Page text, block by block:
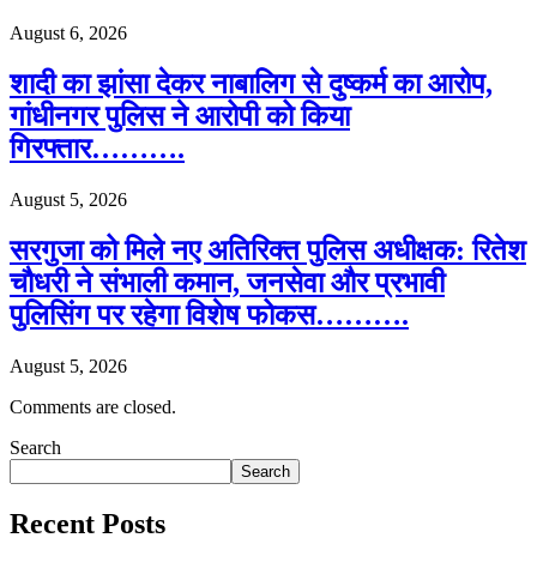
August 6, 2026
शादी का झांसा देकर नाबालिग से दुष्कर्म का आरोप,
गांधीनगर पुलिस ने आरोपी को किया
गिरफ्तार……….
August 5, 2026
सरगुजा को मिले नए अतिरिक्त पुलिस अधीक्षक: रितेश
चौधरी ने संभाली कमान, जनसेवा और प्रभावी
पुलिसिंग पर रहेगा विशेष फोकस……….
August 5, 2026
Comments are closed.
Search
Search
Recent Posts